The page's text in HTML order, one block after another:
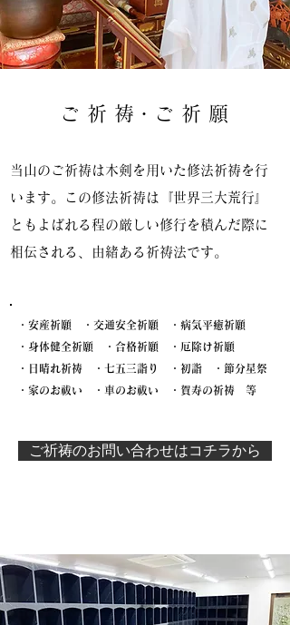
ご 祈 祷・ご 祈 願
当山のご祈祷は木剣を用いた修法祈祷を行
います。この修法祈祷は『世界三大荒行』
ともよばれる程の厳しい修行を積んだ際に
相伝される、由緒ある祈祷法です。
・安産祈願 ・交通安全祈願 ・病気平癒祈願
・身体健全祈願 ・合格祈願 ・厄除け祈願
・日晴れ祈祷 ・七五三詣り ・初詣 ・節分星祭
​・家のお祓い ・車のお祓い ・賀寿の祈祷 等
ご祈祷のお問い合わせはコチラから